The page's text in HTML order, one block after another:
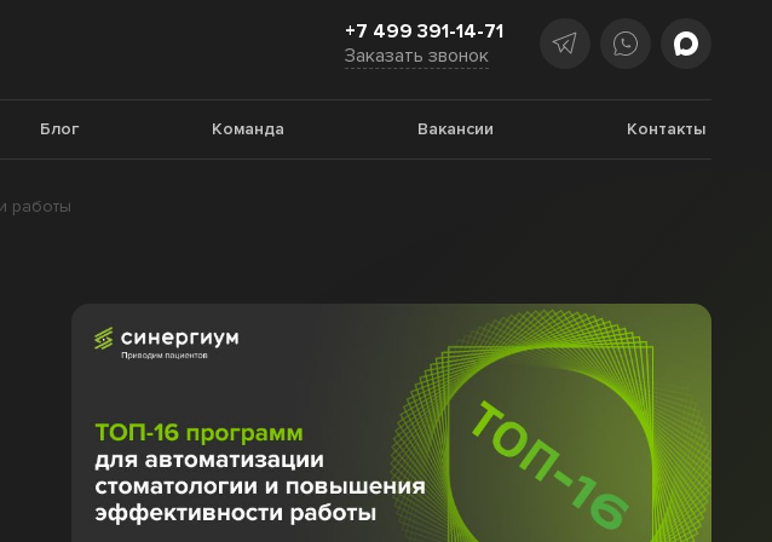
Блог Команда Вакансии Контакты
+7 499 391-14-71
Заказать звонок
работы